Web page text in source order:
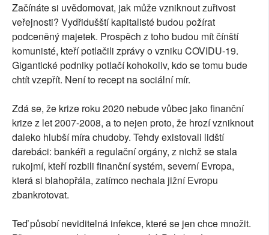
Začínáte si uvědomovat, jak může vzniknout zuřivost
veřejnosti? Vydřidušští kapitalisté budou požírat
podceněný majetek. Prospěch z toho budou mít čínští
komunisté, kteří potlačili zprávy o vzniku COVIDU-19.
Gigantické podniky potlačí kohokoliv, kdo se tomu bude
chtít vzepřít. Není to recept na sociální mír.
Zdá se, že krize roku 2020 nebude vůbec jako finanční
krize z let 2007-2008, a to nejen proto, že hrozí vzniknout
daleko hlubší míra chudoby. Tehdy existovali lidští
darebáci: bankéři a regulační orgány, z nichž se stala
rukojmí, kteří rozbili finanční systém, severní Evropa,
která si blahopřála, zatímco nechala jižní Evropu
zbankrotovat.
Teď působí neviditelná infekce, které se jen chce množit.